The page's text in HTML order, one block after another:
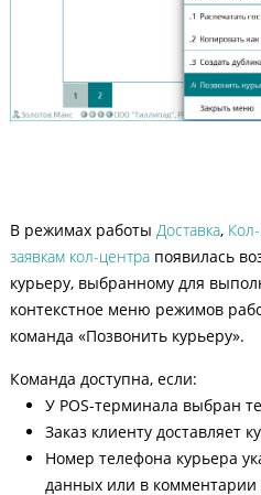
В режимах работы Доставка,
заявкам кол-центра появилась
курьеру, выбранному для
контекстное меню режимов
команда «Позвонить курьеру».
Команда доступна, если:
У POS-терминала выбран
Заказ клиенту доставляет
Номер телефона курьера
данных или в комментарии